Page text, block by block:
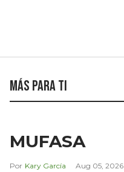
Más para ti
MUFASA
Kary García Aug 05, 2026